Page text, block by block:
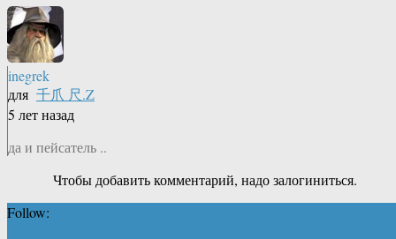
inegrek
для 千爪 尺.Z
5 лет назад
да и пейсатель ..
Чтобы добавить комментарий, надо залогиниться.
Follow: